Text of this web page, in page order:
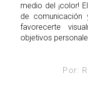
medio del ¡color!
de comunicación
favorecerte
objetivos
Por: